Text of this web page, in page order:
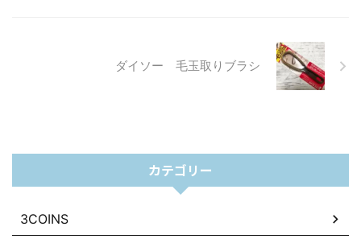
ダイソー 毛玉取りブラシ
カテゴリー
3COINS